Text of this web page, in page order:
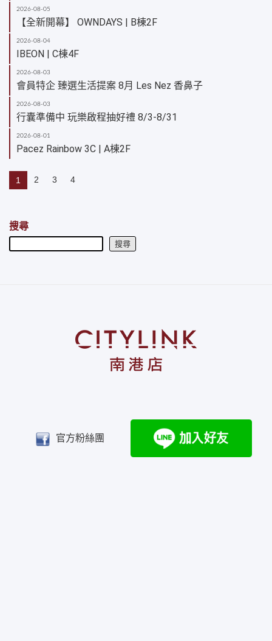
2026-08-05
【全新開幕】 OWNDAYS | B棟2F
2026-08-04
IBEON | C棟4F
2026-08-03
會員特企 臻選生活提案 8月 Les Nez 香鼻子
2026-08-03
行囊準備中 玩樂啟程抽好禮 8/3-8/31
2026-08-01
Pacez Rainbow 3C | A棟2F
1 2 3 4
搜尋
搜尋
官方粉絲團